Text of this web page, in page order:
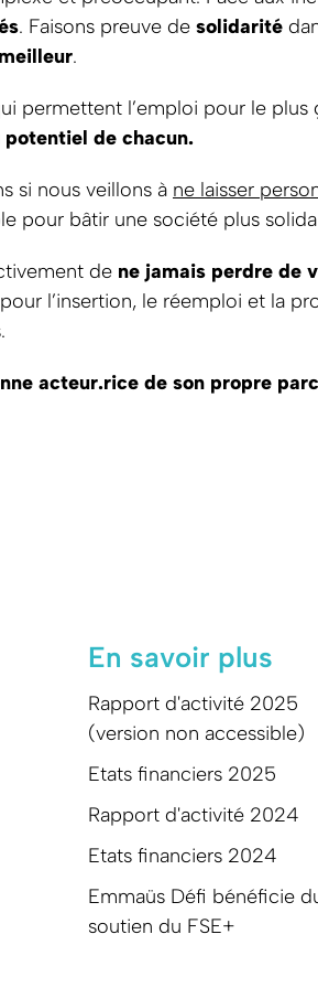
. Faisons preuve de solidarité
.
permettent l’emploi pour le
potentiel de chacun.
si nous veillons à ne laisser
bâtir une société plus
de ne jamais perdre de
l’insertion, le réemploi et la
acteur.rice de son propre
En savoir plus
Rapport d'activité 2025
(version non accessible)
Etats financiers 2025
Rapport d'activité 2024
Etats financiers 2024
Emmaüs Défi bénéficie
soutien du FSE+